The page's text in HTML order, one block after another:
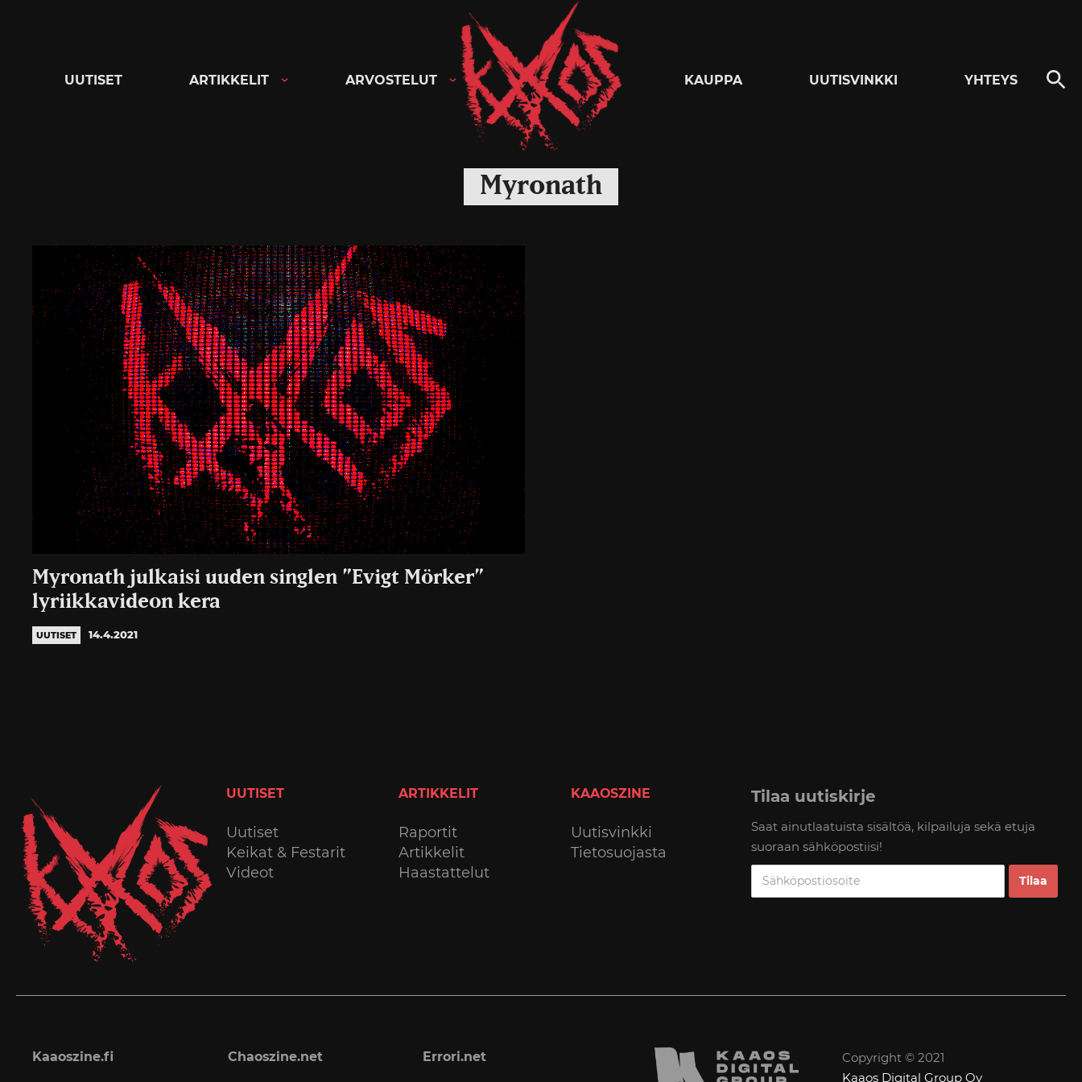
Kaaoszine
UUTISET ARTIKKELIT ARVOSTELUT KAUPPA UUTISVINKKI YHTEYS
Myronath
Myronath julkaisi uuden singlen ”Evigt Mörker”
lyriikkavideon kera
UUTISET 14.4.2021
UUTISET
Uutiset
Keikat & Festarit
Videot
ARTIKKELIT
Raportit
Artikkelit
Haastattelut
KAAOSZINE
Uutisvinkki
Tietosuojasta
Tilaa uutiskirje
Saat ainutlaatuista sisältöä, kilpailuja sekä etuja
suoraan sähköpostiisi!
Kaaoszine.fi Chaoszine.net Errori.net
Copyright © 2021
Kaaos Digital Group Oy